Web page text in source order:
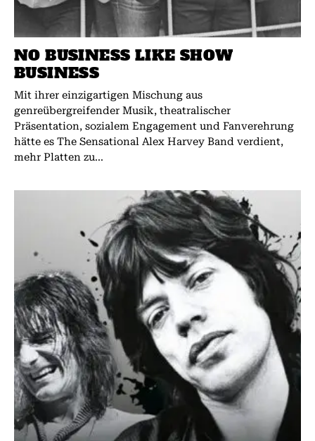
NO BUSINESS LIKE SHOW
BUSINESS
Mit ihrer einzigartigen Mischung aus
genreübergreifender Musik, theatralischer
Präsentation, sozialem Engagement und Fanverehrung
hätte es The Sensational Alex Harvey Band verdient,
mehr Platten zu...